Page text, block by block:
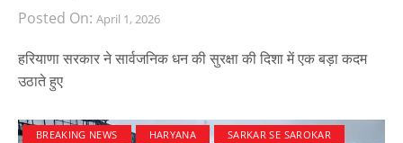
Posted On: April 1, 2026
हरियाणा सरकार ने सार्वजनिक धन की सुरक्षा की दिशा में एक बड़ा कदम
उठाते हुए
BREAKING NEWS HARYANA
SARKAR SE SAROKAR